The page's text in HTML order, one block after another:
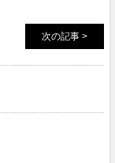
次の記事 >